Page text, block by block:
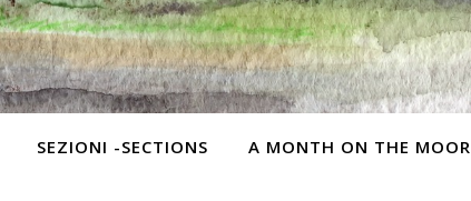
SEZIONI -SECTIONS A MONTH ON THE MOOR